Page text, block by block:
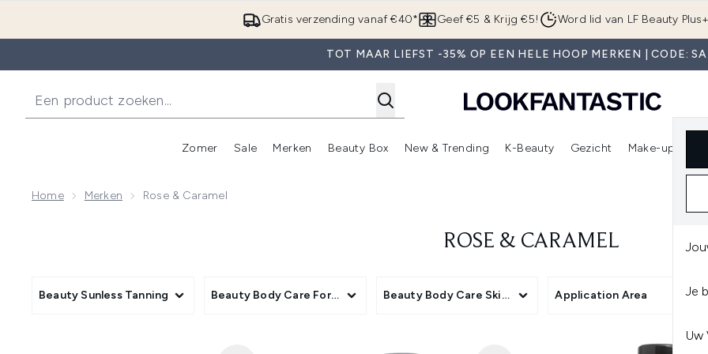
Overslaan naar de hoofdinhoud
Gratis verzending vanaf €40* Geef €5 & Krijg €5! Word lid van LF Beauty Plus+
TOT MAAR LIEFST -35% OP EEN HELE HOOP MERKEN | CODE:
Je
Uw
Zomer
Enter submenu (Zomer)
Sale
Enter submenu (Sale)
Merken
Enter submenu (Merken)
Beauty Box
Enter submenu (Beauty Box)
New & Trending
Enter submenu (New & Trending)
K-Beauty
Enter submenu (K-Beauty)
Gezicht Make-up
Home Merken Rose & Caramel
ROSE & CARAMEL
Beauty Sunless Tanning Beauty Body Care Format Beauty Body Care Skin Type Application Area